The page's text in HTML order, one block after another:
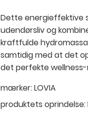
Dette energieffektive
udendørsliv og
kraftfulde
samtidig med at det
det perfekte
mærker:LOVIA
produktets oprindelse: